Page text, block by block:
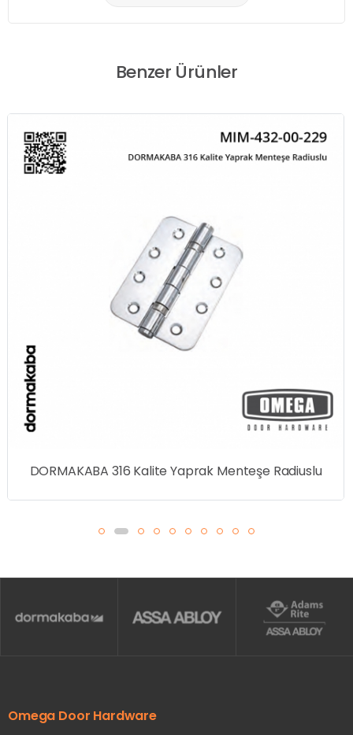
Benzer Ürünler
DORMAKABA 316 Kalite Yaprak Menteşe Radiuslu
Omega Door Hardware